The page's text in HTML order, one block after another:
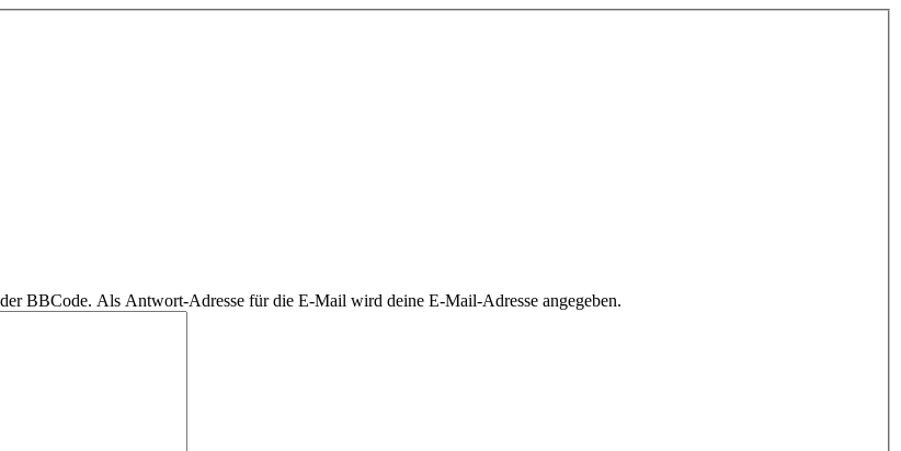
BBCode. Als Antwort-Adresse für die E-Mail wird deine E-Mail-Adresse angegeben.